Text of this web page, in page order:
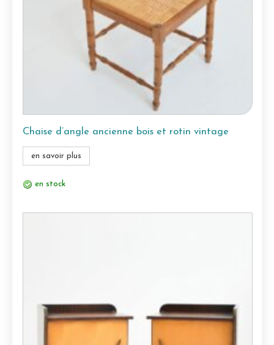
Chaise d’angle ancienne bois et rotin vintage
en savoir plus
en stock